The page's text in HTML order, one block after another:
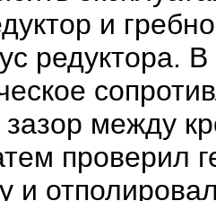
и
редуктора.
между
проверил
и